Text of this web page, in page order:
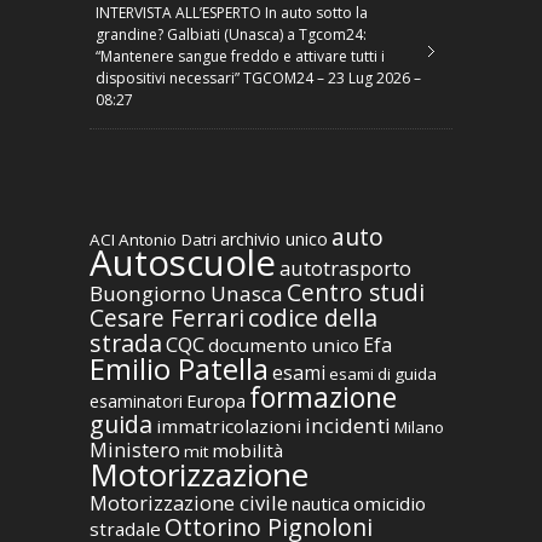
INTERVISTA ALL’ESPERTO In auto sotto la
grandine? Galbiati (Unasca) a Tgcom24:
“Mantenere sangue freddo e attivare tutti i
dispositivi necessari” TGCOM24 – 23 Lug 2026 –
08:27
ACI Antonio Datri archivio unico auto
Autoscuoleautotrasporto
Buongiorno Unasca Centro studi
Cesare Ferraricodice della
stradaCQCdocumento unico Efa
Emilio Patella esami esami di guida
esaminatori Europa formazione
guida immatricolazioni incidenti Milano
Ministero mit mobilità
Motorizzazione
Motorizzazione civile nautica omicidio
stradale Ottorino Pignoloni